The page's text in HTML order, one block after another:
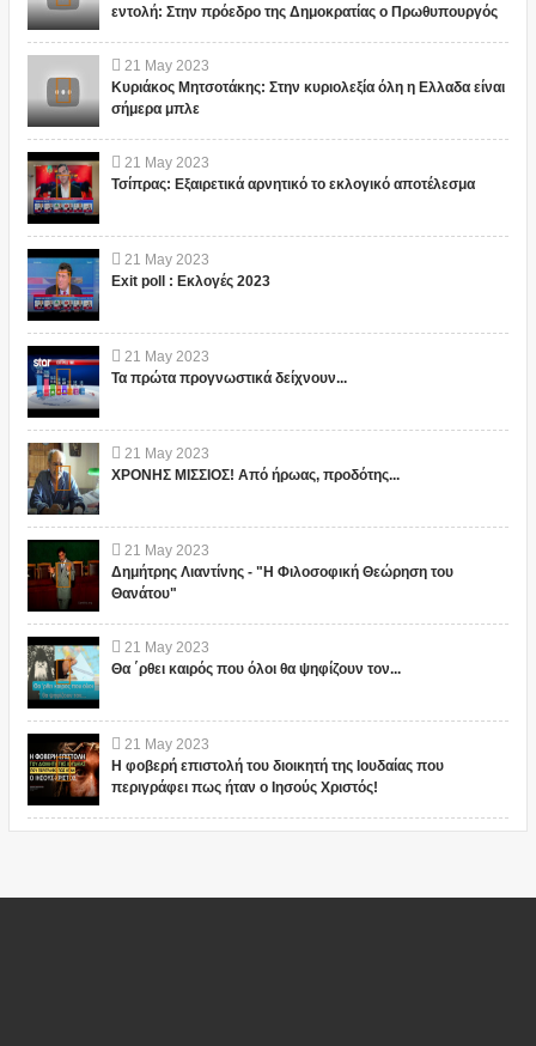
εντολή: Στην πρόεδρο της Δημοκρατίας ο Πρωθυπουργός
21 May 2023
Κυριάκος Μητσοτάκης: Στην κυριολεξία όλη η Ελλαδα είναι
σήμερα μπλε
21 May 2023
Τσίπρας: Εξαιρετικά αρνητικό το εκλογικό αποτέλεσμα
21 May 2023
Exit poll : Εκλογές 2023
21 May 2023
Τα πρώτα προγνωστικά δείχνουν...
21 May 2023
ΧΡΟΝΗΣ ΜΙΣΣΙΟΣ! Από ήρωας, προδότης...
21 May 2023
Δημήτρης Λιαντίνης - "Η Φιλοσοφική Θεώρηση του
Θανάτου"
21 May 2023
Θα ΄ρθει καιρός που όλοι θα ψηφίζουν τον...
21 May 2023
Η φοβερή επιστολή του διοικητή της Ιουδαίας που
περιγράφει πως ήταν ο Ιησούς Χριστός!